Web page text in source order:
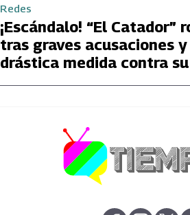
Redes
¡Escándalo! “El Catador”
tras graves acusaciones
drástica medida contra
abre en nueva
abre en